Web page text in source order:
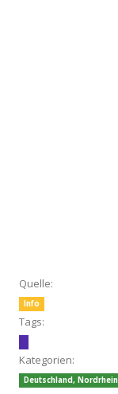
Quelle:
Info
Tags:
Kategorien:
Deutschland,